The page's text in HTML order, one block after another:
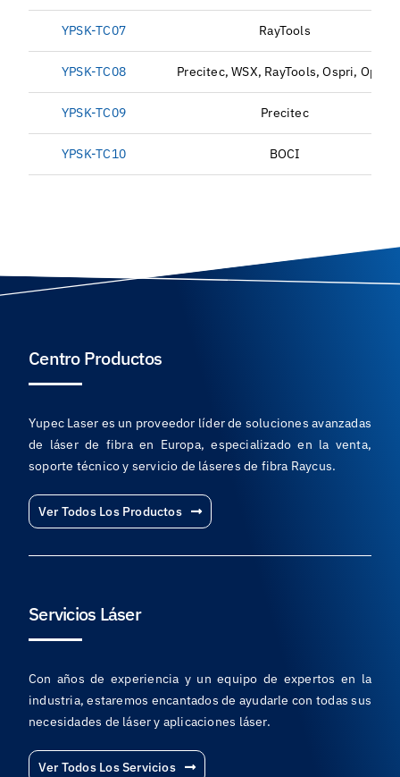
YPSK-TC07 RayTools
YPSK-TC08 Precitec, WSX, RayTools, Ospri, Ophit
YPSK-TC09 Precitec
YPSK-TC10 BOCI
Centro Productos
Yupec Laser es un proveedor líder de soluciones avanzadas
de láser de fibra en Europa, especializado en la venta,
soporte técnico y servicio de láseres de fibra Raycus.
Ver Todos Los Productos
Servicios Láser
Con años de experiencia y un equipo de expertos en la
industria, estaremos encantados de ayudarle con todas sus
necesidades de láser y aplicaciones láser.
Ver Todos Los Servicios